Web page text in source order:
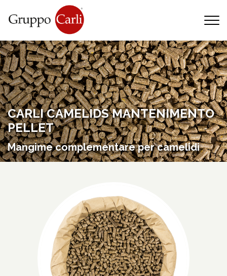
Animali
Prodotti
T—info@gruppocarli.com
CARLI CAMELIDS MANTENIMENTO
PELLET
Mangime complementare per camelidi